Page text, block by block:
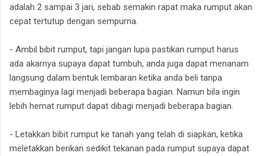
adalah 2 sampai 3 jari, sebab semakin rapat maka rumput akan
cepat tertutup dengan sempurna.
- Ambil bibit rumput, tapi jangan lupa pastikan rumput harus
ada akarnya supaya dapat tumbuh, anda juga dapat menanam
langsung dalam bentuk lembaran ketika anda beli tanpa
membaginya lagi menjadi beberapa bagian. Namun bila ingin
lebih hemat rumput dapat dibagi menjadi beberapa bagian.
- Letakkan bibit rumput ke tanah yang telah di siapkan, ketika
meletakkan berikan sedikit tekanan pada rumput supaya dapat